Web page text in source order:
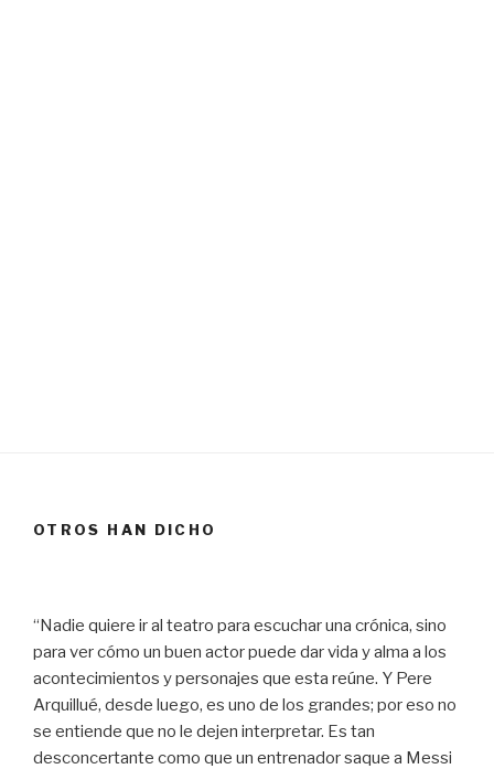
OTROS HAN DICHO
“Nadie quiere ir al teatro para escuchar una crónica, sino
para ver cómo un buen actor puede dar vida y alma a los
acontecimientos y personajes que esta reúne. Y Pere
Arquillué, desde luego, es uno de los grandes; por eso no
se entiende que no le dejen interpretar. Es tan
desconcertante como que un entrenador saque a Messi